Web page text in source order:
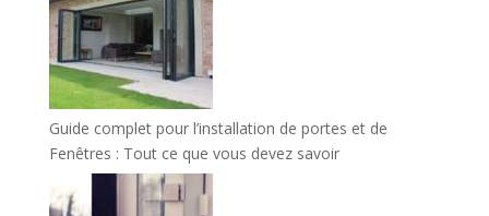
Guide complet pour l’installation de portes et de
Fenêtres : Tout ce que vous devez savoir